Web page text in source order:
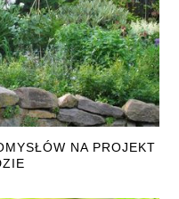
NA PROJEKT